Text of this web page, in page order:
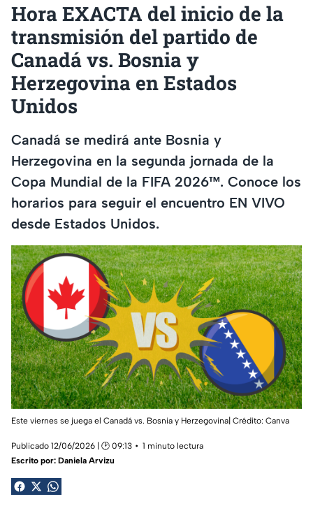
Hora EXACTA del inicio de la
transmisión del partido de
Canadá vs. Bosnia y
Herzegovina en Estados
Unidos
Canadá se medirá ante Bosnia y
Herzegovina en la segunda jornada de la
Copa Mundial de la FIFA 2026™. Conoce los
horarios para seguir el encuentro EN VIVO
desde Estados Unidos.
Este viernes se juega el Canadá vs. Bosnia y Herzegovina| Crédito: Canva
Publicado 12/06/2026 | 🕑 09:13
1 minuto lectura
Escrito por: Daniela Arvizu